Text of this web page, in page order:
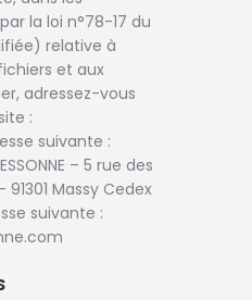
la loi n°78-17 du
relative à
et aux
adressez-vous
:
suivante :
– 5 rue des
91301 Massy Cedex
suivante :